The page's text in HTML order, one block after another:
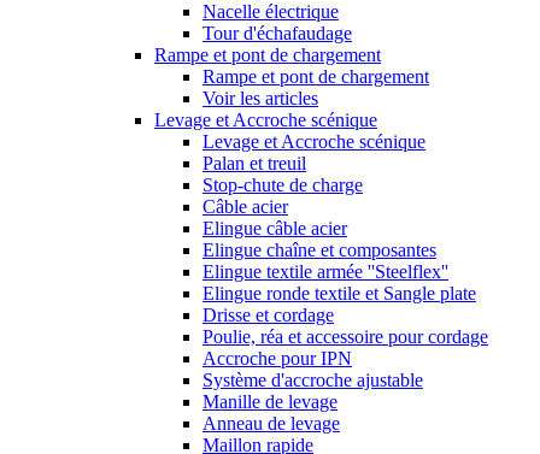
Nacelle électrique
Tour d'échafaudage
Rampe et pont de chargement
Rampe et pont de chargement
Voir les articles
Levage et Accroche scénique
Levage et Accroche scénique
Palan et treuil
Stop-chute de charge
Câble acier
Elingue câble acier
Elingue chaîne et composantes
Elingue textile armée ''Steelflex''
Elingue ronde textile et Sangle plate
Drisse et cordage
Poulie, réa et accessoire pour cordage
Accroche pour IPN
Système d'accroche ajustable
Manille de levage
Anneau de levage
Maillon rapide